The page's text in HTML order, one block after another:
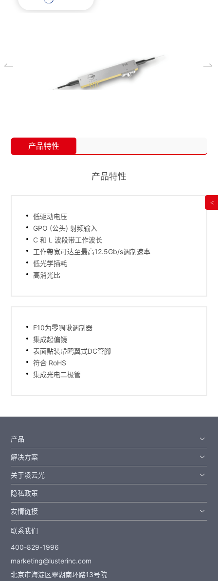
产品特性
产品特性
低驱动电压
GPO (公头) 射频输入
C 和 L 波段带工作波长
工作帶宽可达至最高12.5Gb/s调制速率
低光学插耗
高消光比
F10为零啁啾调制器
集成起偏镜
表面贴装帶鸥翼式DC管腳
符合 RoHS
集成光电二极管
产品
解决方案
关于凌云光
隐私政策
友情链接
联系我们
400-829-1996
marketing@lusterinc.com
北京市海淀区翠湖南环路13号院
<